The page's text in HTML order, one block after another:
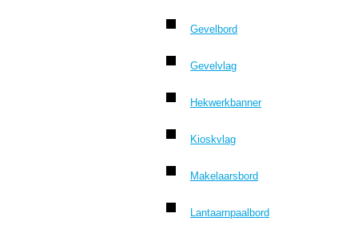
Gevelbord
Gevelvlag
Hekwerkbanner
Kioskvlag
Makelaarsbord
Lantaarnpaalbord